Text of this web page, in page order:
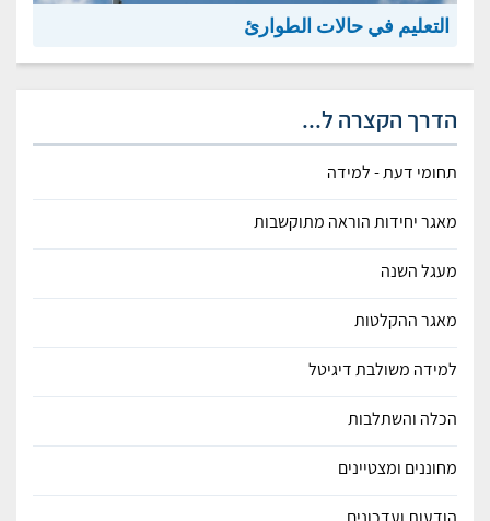
التعليم في حالات الطوارئ
הדרך הקצרה ל...
תחומי דעת - למידה
מאגר יחידות הוראה מתוקשבות
מעגל השנה
מאגר ההקלטות
למידה משולבת דיגיטל
הכלה והשתלבות
מחוננים ומצטיינים